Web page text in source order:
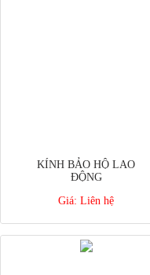
KÍNH BẢO HỘ LAO
ĐỘNG
Giá: Liên hệ